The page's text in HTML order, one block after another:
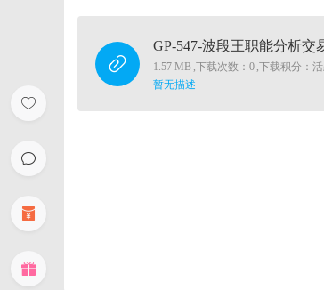
GP-547-波段王职能分析交
1.57 MB ,下载次数：0 ,下载积分：
暂无描述